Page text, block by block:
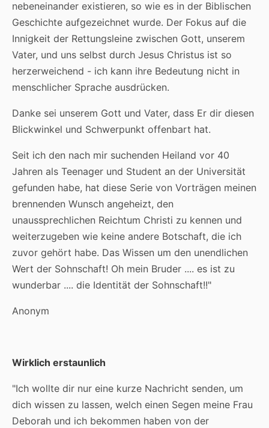
nebeneinander existieren, so wie es in der Biblischen
Geschichte aufgezeichnet wurde. Der Fokus auf die
Innigkeit der Rettungsleine zwischen Gott, unserem
Vater, und uns selbst durch Jesus Christus ist so
herzerweichend - ich kann ihre Bedeutung nicht in
menschlicher Sprache ausdrücken.
Danke sei unserem Gott und Vater, dass Er dir diesen
Blickwinkel und Schwerpunkt offenbart hat.
Seit ich den nach mir suchenden Heiland vor 40
Jahren als Teenager und Student an der Universität
gefunden habe, hat diese Serie von Vorträgen meinen
brennenden Wunsch angeheizt, den
unaussprechlichen Reichtum Christi zu kennen und
weiterzugeben wie keine andere Botschaft, die ich
zuvor gehört habe. Das Wissen um den unendlichen
Wert der Sohnschaft! Oh mein Bruder .... es ist zu
wunderbar .... die Identität der Sohnschaft!!"
Anonym
Wirklich erstaunlich
"Ich wollte dir nur eine kurze Nachricht senden, um
dich wissen zu lassen, welch einen Segen meine Frau
Deborah und ich bekommen haben von der